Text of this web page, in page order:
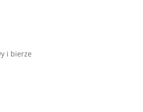
i bierze